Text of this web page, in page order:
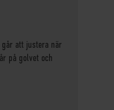
att justera när
på golvet och